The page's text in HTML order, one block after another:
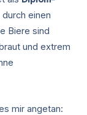
einen
Biere sind
und extrem
mir angetan: